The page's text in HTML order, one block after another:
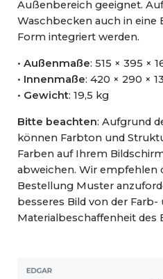
Außenbereich geeignet.
Waschbecken auch in
Form integriert werden.
• Außenmaße: 515 × 395 ×
• Innenmaße: 420 × 290 ×
• Gewicht: 19,5 kg
Bitte beachten: Aufgrund
können Farbton und
Farben auf Ihrem
abweichen. Wir empfehlen
Bestellung Muster
besseres Bild von der Farb-
Materialbeschaffenheit des